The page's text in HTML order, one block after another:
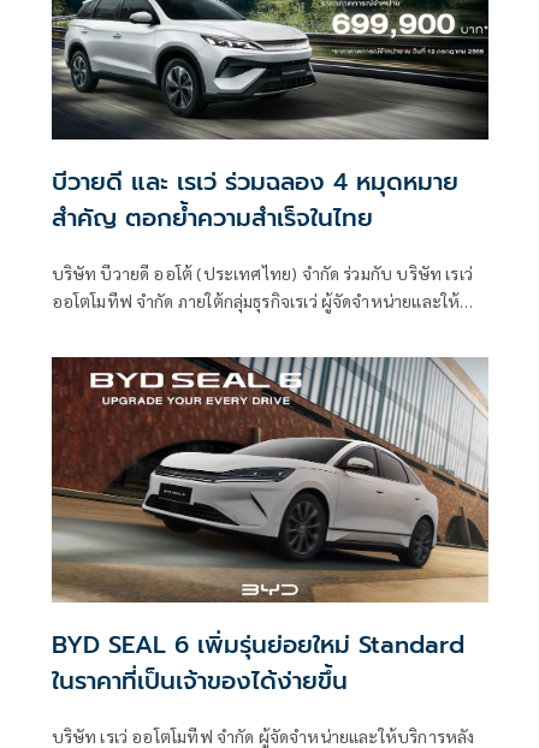
บีวายดี และ เรเว่ ร่วมฉลอง 4 หมุดหมาย
สำคัญ ตอกย้ำความสำเร็จในไทย
บริษัท บีวายดี ออโต้ (ประเทศไทย) จำกัด ร่วมกับ บริษัท เรเว่
ออโตโมทีฟ จำกัด ภายใต้กลุ่มธุรกิจเรเว่ ผู้จัดจำหน่ายและให้
BYD SEAL 6 เพิ่มรุ่นย่อยใหม่ Standard
ในราคาที่เป็นเจ้าของได้ง่ายขึ้น
บริษัท เรเว่ ออโตโมทีฟ จำกัด ผู้จัดจำหน่ายและให้บริการหลัง